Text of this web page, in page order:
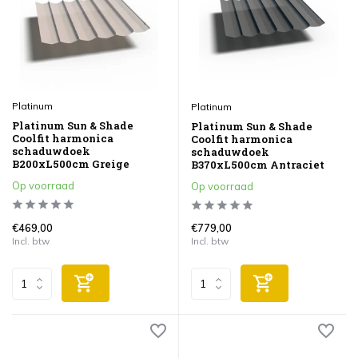
Platinum
Platinum Sun & Shade
Coolfit harmonica
schaduwdoek
B200xL500cm Greige
Op voorraad
€469,00
Incl. btw
Platinum
Platinum Sun & Shade
Coolfit harmonica
schaduwdoek
B370xL500cm Antraciet
Op voorraad
€779,00
Incl. btw